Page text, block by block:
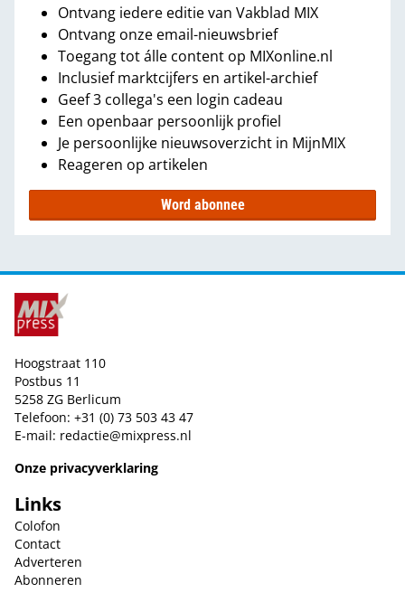
Ontvang iedere editie van Vakblad MIX
Ontvang onze email-nieuwsbrief
Toegang tot álle content op MIXonline.nl
Inclusief marktcijfers en artikel-archief
Geef 3 collega's een login cadeau
Een openbaar persoonlijk profiel
Je persoonlijke nieuwsoverzicht in MijnMIX
Reageren op artikelen
Word abonnee
Hoogstraat 110
Postbus 11
5258 ZG Berlicum
Telefoon: +31 (0) 73 503 43 47
E-mail: redactie@mixpress.nl
Onze privacyverklaring
Links
Colofon
Contact
Adverteren
Abonneren